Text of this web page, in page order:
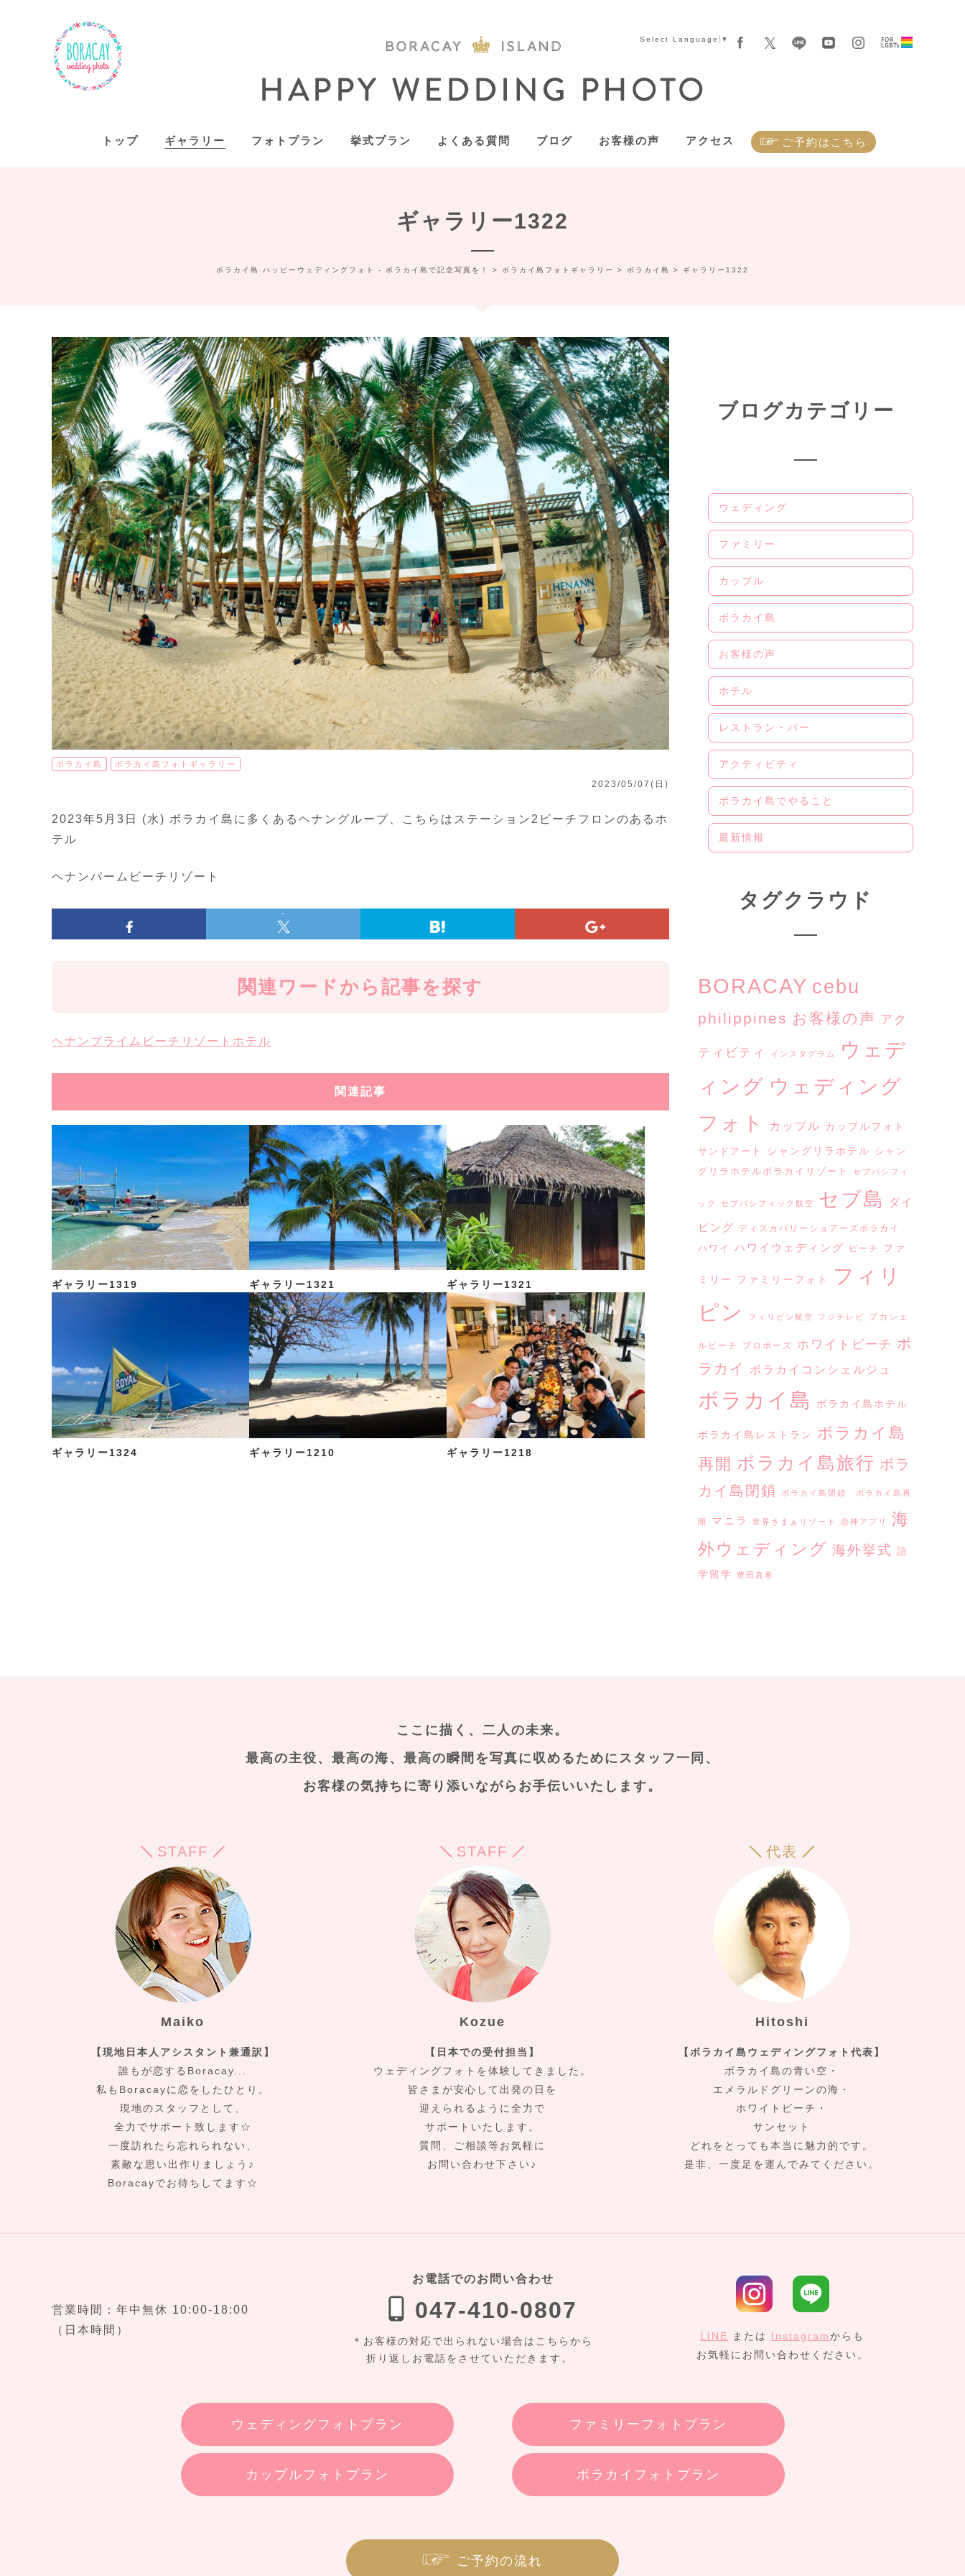
トップ ギャラリー フォトプラン 挙式プラン よくある質問 ブログ お客様の声 アクセス ご予約はこちら
Select Language ▼
ギャラリー1322
ボラカイ島 ハッピーウェディングフォト - ボラカイ島で記念写真を！ > ボラカイ島フォトギャラリー > ボラカイ島 > ギャラリー1322
ボラカイ島 ボラカイ島フォトギャラリー
2023/05/07(日)
2023年5月3日 (水) ボラカイ島に多くあるヘナングループ、こちらはステーション2ビーチフロンのあるホ
テル
ヘナンパームビーチリゾート
-
関連ワードから記事を探す
ヘナンプライムビーチリゾートホテル
関連記事
ギャラリー1319 ギャラリー1321 ギャラリー1321
ギャラリー1324 ギャラリー1210 ギャラリー1218
ブログカテゴリー
ウェディング
ファミリー
カップル
ボラカイ島
お客様の声
ホテル
レストラン・バー
アクティビティ
ボラカイ島でやること
最新情報
タグクラウド
BORACAY cebu
philippines お客様の声 アク
ティビティ インスタグラム
ウェデ
ィング ウェディング
フォト
カップル カップルフォト
サンドアート シャングリラホテル シャン
グリラホテルボラカイリゾート
セブパシフィ
ック セブパシフィック航空 セブ島 ダイ
ビング ディスカバリーショアーズボラカイ
ハワイ ハワイウェディング ビーチ ファ
ミリー ファミリーフォト
フィリ
ピン
フィリピン航空 フジテレビ プカシェ
ルビーチ プロポーズ ホワイトビーチ ボ
ラカイ
ボラカイコンシェルジュ
ボラカイ島 ボラカイ島ホテル
ボラカイ島レストラン
ボラカイ島
再開 ボラカイ島旅行 ボラ
カイ島閉鎖
ボラカイ島閉鎖 ボラカイ島再
開 マニラ 世界さまぁリゾート 恋神アプリ
海
外ウェディング 海外挙式 語
学留学
豊田真希
ここに描く、二人の未来。
最高の主役、最高の海、最高の瞬間を写真に収めるためにスタッフ一同、
お客様の気持ちに寄り添いながらお手伝いいたします。
STAFF
Maiko
【現地日本人アシスタント兼通訳】
誰もが恋するBoracay...
私もBoracayに恋をしたひとり。
現地のスタッフとして、
全力でサポート致します☆
一度訪れたら忘れられない、
素敵な思い出作りましょう♪
Boracayでお待ちしてます☆
STAFF
Kozue
【日本での受付担当】
ウェディングフォトを体験してきました。
皆さまが安心して出発の日を
迎えられるように全力で
サポートいたします。
質問、ご相談等お気軽に
お問い合わせ下さい♪
代表
Hitoshi
【ボラカイ島ウェディングフォト代表】
ボラカイ島の青い空・
エメラルドグリーンの海・
ホワイトビーチ・
サンセット
どれをとっても本当に魅力的です。
是非、一度足を運んでみてください。
営業時間：年中無休 10:00-18:00
（日本時間）
お電話でのお問い合わせ
047-410-0807
＊お客様の対応で出られない場合はこちらから
折り返しお電話をさせていただきます。
LINE または Instagramからも
お気軽にお問い合わせください。
ウェディングフォトプラン ファミリーフォトプラン
カップルフォトプラン ボラカイフォトプラン
ご予約の流れ